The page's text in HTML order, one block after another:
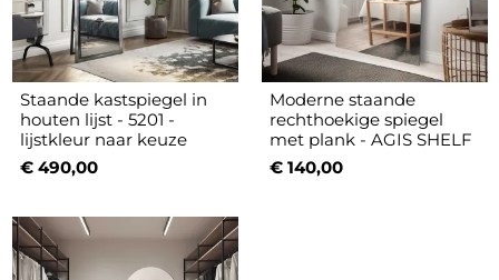
Staande kastspiegel in
houten lijst - 5201 -
lijstkleur naar keuze
€ 490,00
Moderne staande
rechthoekige spiegel
met plank - AGIS SHELF
€ 140,00